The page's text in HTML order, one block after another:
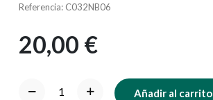
Referencia: C032NB06
20,00 €
Añadir al carrito